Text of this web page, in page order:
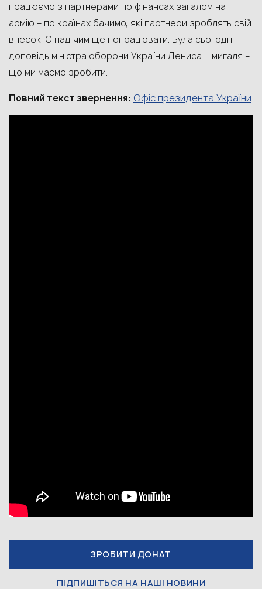
працюємо з партнерами по фінансах загалом на
армію – по країнах бачимо, які партнери зроблять свій
внесок. Є над чим ще попрацювати. Була сьогодні
доповідь міністра оборони України Дениса Шмигаля –
що ми маємо зробити.
Повний текст звернення: Офіс президента України
ЗРОБИТИ ДОНАТ
ПІДПИШІТЬСЯ НА НАШІ НОВИНИ